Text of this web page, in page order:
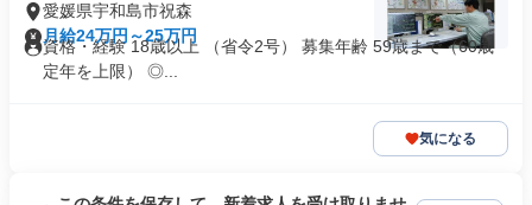
愛媛県宇和島市祝森
月給24万円～25万円
資格・経験 18歳以上 （省令2号） 募集年齢 59歳まで（60歳
定年を上限） ◎...
気になる